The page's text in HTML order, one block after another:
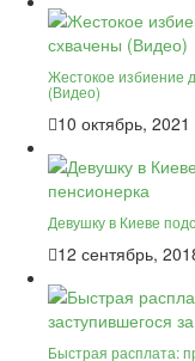
Жестокое избиение
(Видео)
10 октябрь, 2021
Девушку в Киеве
12 сентябрь,
Быстрая расплата: